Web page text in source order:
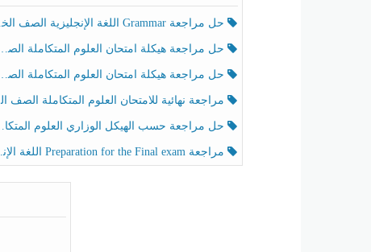
حل مراجعة Grammar اللغة الإنجليزية الصف الخامس الفصل الثالث
حل مراجعة هيكلة امتحان العلوم المتكاملة الصف الخامس انسبير الفصل الثالث
حل مراجعة هيكلة امتحان العلوم المتكاملة الصف الخامس عام الفصل الثالث
مراجعة نهائية للامتحان العلوم المتكاملة الصف الخامس انسبير الفصل الثالث
حل مراجعة حسب الهيكل الوزاري العلوم المتكاملة الصف الخامس عام الفصل الثالث
مراجعة Preparation for the Final exam اللغة الإنجليزية الصف الرابع الفصل الثالث